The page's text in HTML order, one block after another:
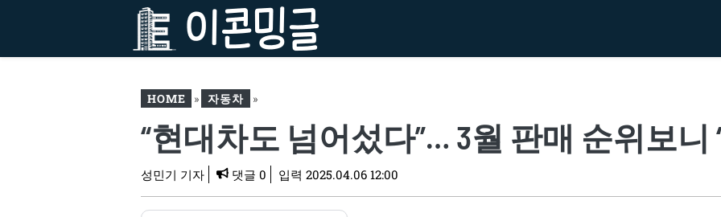
HOME » 자동차 »
“현대차도 넘어섰다”… 3월
판매 순위보니 ‘역시’
“현대차도 넘어섰다”… 3월 판매 순위보니
성민기 기자 댓글 0 입력 2025.04.06 12:00